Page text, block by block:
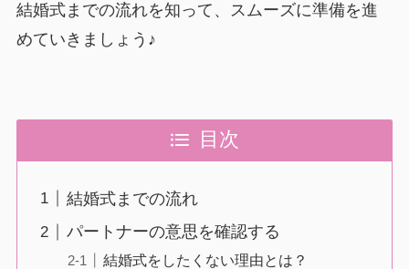
結婚式までの流れを知って、スムーズに準備を進
めていきましょう♪
目次
結婚式までの流れ
パートナーの意思を確認する
結婚式をしたくない理由とは？